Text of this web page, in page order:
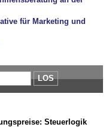
für Marketing und
LOS
Steuerlogik